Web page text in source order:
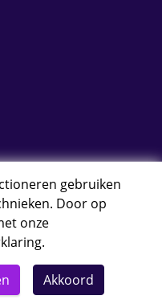
gebruiken
Door op
onze
.
Akkoord